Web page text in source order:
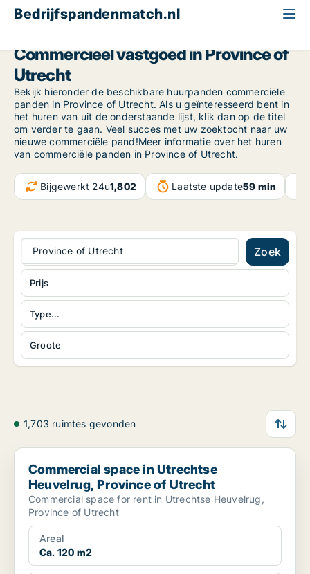
Bedrijfspandenmatch.nl
Commercieel vastgoed in Province of
Utrecht
Bekijk hieronder de beschikbare huurpanden commerciële
panden in Province of Utrecht. Als u geïnteresseerd bent in
het huren van uit de onderstaande lijst, klik dan op de titel
om verder te gaan. Veel succes met uw zoektocht naar uw
nieuwe commerciële pand!Meer informatie over het huren
van commerciële panden in Province of Utrecht.
Bijgewerkt 24u1,802 Laatste update59 min
Province of Utrecht Zoek
Type...
Groote
Prijs
1,703 ruimtes gevonden
Commercial space in Utrechtse Heuvelrug, Province of Utrecht
Commercial space in Utrechtse
Heuvelrug, Province of Utrecht
Commercial space for rent in Utrechtse Heuvelrug,
Province of Utrecht
Areal
Ca. 120 m2